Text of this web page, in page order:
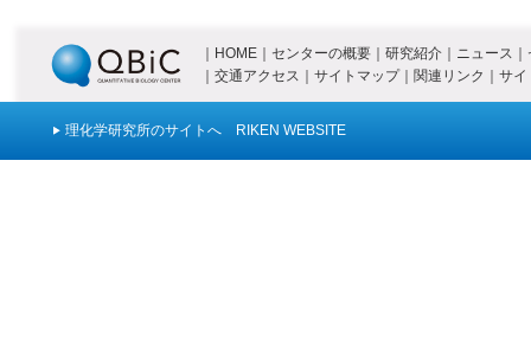
HOME｜ センターの概要｜ 研究紹介｜ ニュース
交通アクセス サイトマップ｜ 関連リンク サイ
理化学研究所のサイトへ RIKEN WEBSITE